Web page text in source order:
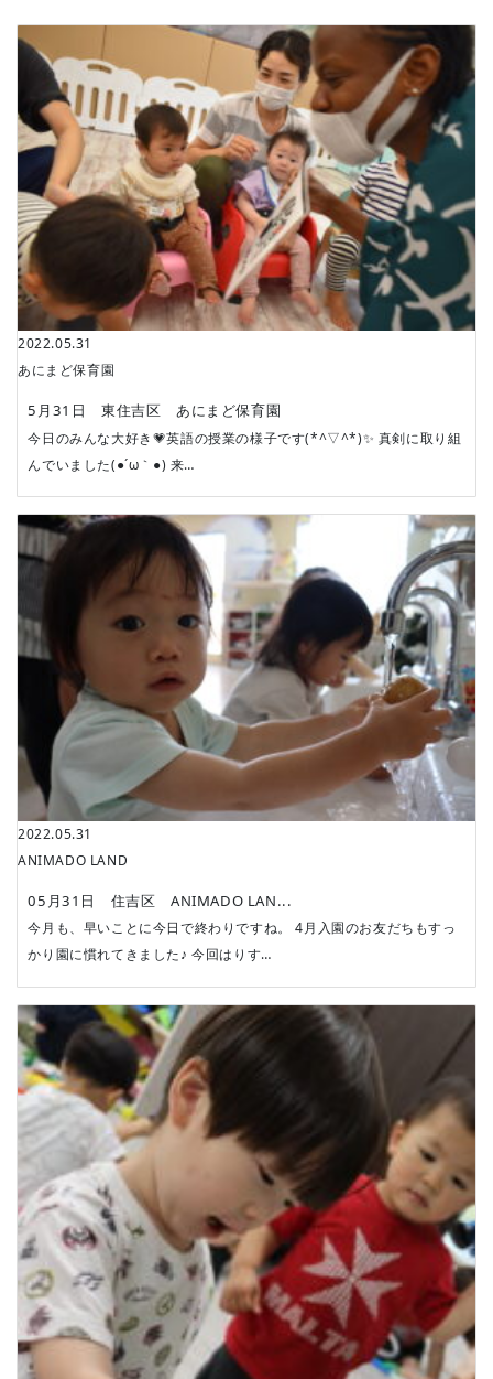
2022.05.31
あにまど保育園
5月31日 東住吉区 あにまど保育園
今日のみんな大好き💗英語の授業の様子です(*^▽^*)✨ 真剣に取り組
んでいました(●´ω｀●) 来…
2022.05.31
ANIMADO LAND
05月31日 住吉区 ANIMADO LAN...
今月も、早いことに今日で終わりですね。 4月入園のお友だちもすっ
かり園に慣れてきました♪ 今回はりす…